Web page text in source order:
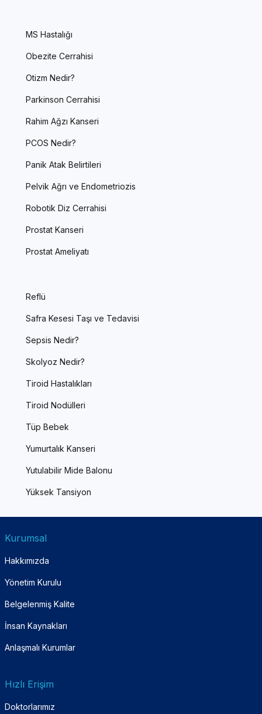
MS Hastalığı
Obezite Cerrahisi
Otizm Nedir?
Parkinson Cerrahisi
Rahim Ağzı Kanseri
PCOS Nedir?
Panik Atak Belirtileri
Pelvik Ağrı ve Endometriozis
Robotik Diz Cerrahisi
Prostat Kanseri
Prostat Ameliyatı
Reflü
Safra Kesesi Taşı ve Tedavisi
Sepsis Nedir?
Skolyoz Nedir?
Tiroid Hastalıkları
Tiroid Nodülleri
Tüp Bebek
Yumurtalık Kanseri
Yutulabilir Mide Balonu
Yüksek Tansiyon
Kurumsal
Hakkımızda
Yönetim Kurulu
Belgelenmiş Kalite
İnsan Kaynakları
Anlaşmalı Kurumlar
Hızlı Erişim
Doktorlarımız